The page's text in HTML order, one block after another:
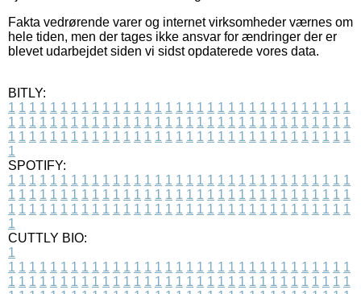
Fakta vedrørende varer og internet virksomheder værnes om
hele tiden, men der tages ikke ansvar for ændringer der er
blevet udarbejdet siden vi sidst opdaterede vores data.
BITLY:
1 1 1 1 1 1 1 1 1 1 1 1 1 1 1 1 1 1 1 1 1 1 1 1 1 1 1 1 1 1 1 1 1
1 1 1 1 1 1 1 1 1 1 1 1 1 1 1 1 1 1 1 1 1 1 1 1 1 1 1 1 1 1 1 1 1
1 1 1 1 1 1 1 1 1 1 1 1 1 1 1 1 1 1 1 1 1 1 1 1 1 1 1 1 1 1 1 1 1
1
SPOTIFY:
1 1 1 1 1 1 1 1 1 1 1 1 1 1 1 1 1 1 1 1 1 1 1 1 1 1 1 1 1 1 1 1 1
1 1 1 1 1 1 1 1 1 1 1 1 1 1 1 1 1 1 1 1 1 1 1 1 1 1 1 1 1 1 1 1 1
1 1 1 1 1 1 1 1 1 1 1 1 1 1 1 1 1 1 1 1 1 1 1 1 1 1 1 1 1 1 1 1 1
1
CUTTLY BIO:
1
1 1 1 1 1 1 1 1 1 1 1 1 1 1 1 1 1 1 1 1 1 1 1 1 1 1 1 1 1 1 1 1 1
1 1 1 1 1 1 1 1 1 1 1 1 1 1 1 1 1 1 1 1 1 1 1 1 1 1 1 1 1 1 1 1 1